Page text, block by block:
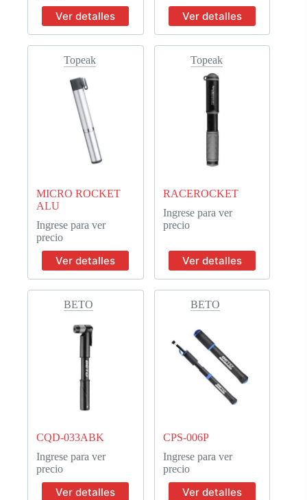
Ver detalles Ver detalles
Topeak
MICRO ROCKET
ALU
Ingrese para ver
precio
Ver detalles
Topeak
RACEROCKET
Ingrese para ver
precio
Ver detalles
BETO
CQD-033ABK
Ingrese para ver
precio
Ver detalles
BETO
CPS-006P
Ingrese para ver
precio
Ver detalles